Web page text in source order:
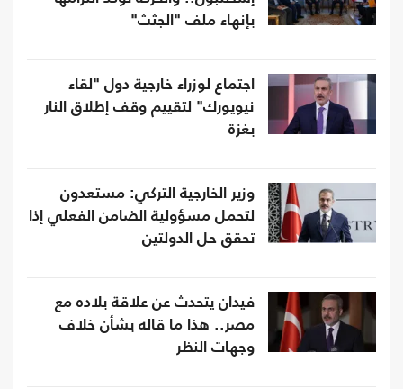
بإنهاء ملف "الجثث"
اجتماع لوزراء خارجية دول "لقاء
نيويورك" لتقييم وقف إطلاق النار
بغزة
وزير الخارجية التركي: مستعدون
لتحمل مسؤولية الضامن الفعلي إذا
تحقق حل الدولتين
فيدان يتحدث عن علاقة بلاده مع
مصر.. هذا ما قاله بشأن خلاف
وجهات النظر